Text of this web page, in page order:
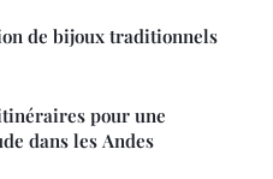
de bijoux traditionnels
pour une
dans les Andes